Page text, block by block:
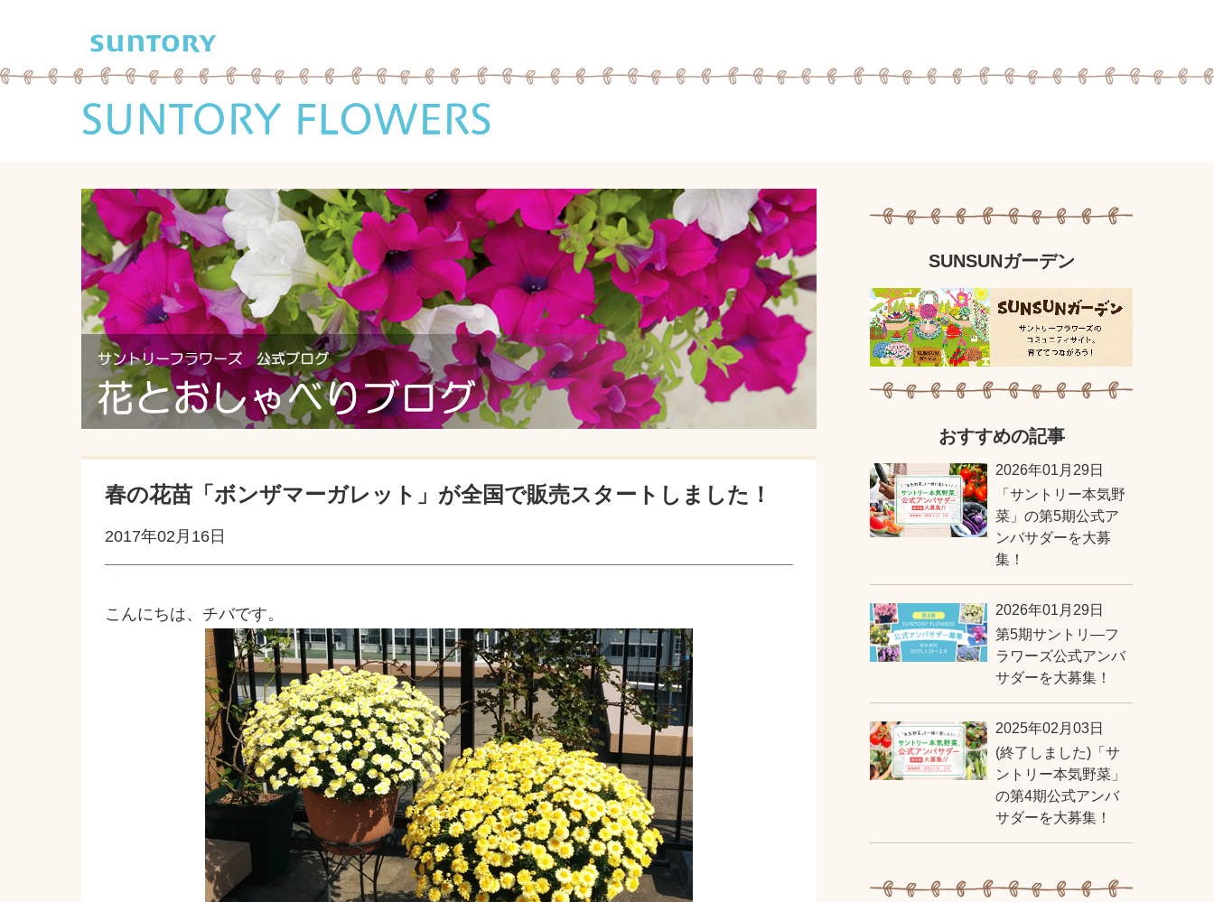
春の花苗「ボンザマーガレット」が全国で販売スタートしました！
2017年02月16日
こんにちは、チバです。
SUNSUNガーデン
おすすめの記事
2026年01月29日
「サントリー本気野
菜」の第5期公式ア
ンバサダーを大募
集！
2026年01月29日
第5期サントリ―フ
ラワーズ公式アンバ
サダーを大募集！
2025年02月03日
(終了しました)「サ
ントリー本気野菜」
の第4期公式アンバ
サダーを大募集！